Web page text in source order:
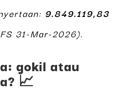
9.849.119,83
31-Mar-2026).
gokil atau
📈